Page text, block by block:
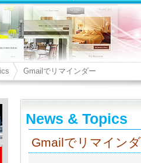
Gmailでリマインダー
News & Topics
Gmailでリマイン